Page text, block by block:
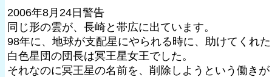
2006年8月24日警告
同じ形の雲が、長崎と帯広に出ています。
98年に、地球が支配星にやられる時に、助けてくれた
白色星団の団長は冥王星女王でした。
それなのに冥王星の名前を、削除しようという働きが